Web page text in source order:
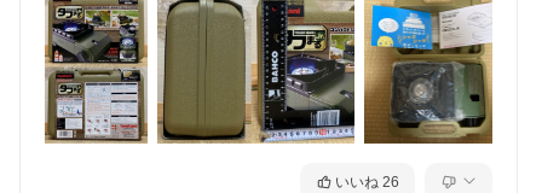
いいね 26